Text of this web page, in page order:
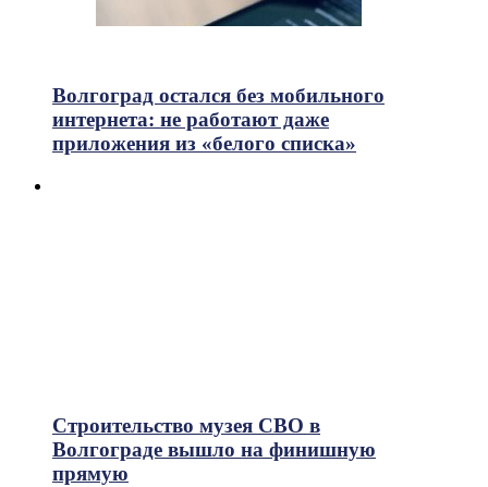
Волгоград остался без мобильного
интернета: не работают даже
приложения из «белого списка»
Строительство музея СВО в
Волгограде вышло на финишную
прямую